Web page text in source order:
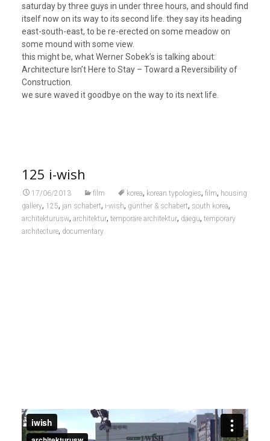
saturday by three guys in under three hours, and should find
itself now on its way to its second life. they say its heading
east-south-east, to be re-erected on some meadow on
some mound with some view.
this might be, what Werner Sobek’s is talking about:
Architecture Isn’t Here to Stay – Toward a Reversibility of
Construction.
we sure waved it goodbye on the way to its next life.
125 i-wish
17/06/2013 film korea, korean typologies, film, housing
gallery, 125, jan schabert, i-wish, günther & schabert, south korea,
architekturusw, architektur, temporäre architektur, daegu, temporary
architecture, documentary